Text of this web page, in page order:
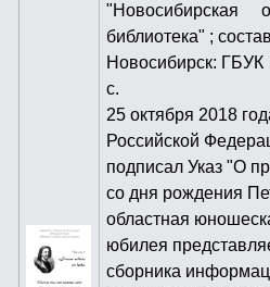
"Новосибирская
библиотека" ;
Новосибирск:
с.
25 октября 2018
Российской
подписал Указ "О
со дня рождения
областная
юбилея
сборника